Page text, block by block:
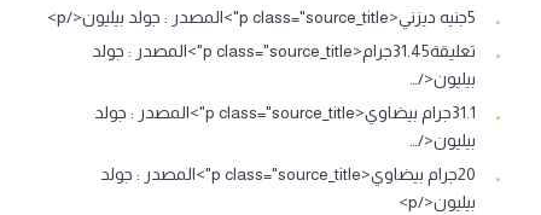
5جنيه ديزني<p class="source_title">المصدر : جولد بيليون</p>
تعليقة31.45جرام<p class="source_title">المصدر : جولد
بيليون</…
31.1جرام بيضاوي<p class="source_title">المصدر : جولد
بيليون</…
20جرام بيضاوي<p class="source_title">المصدر : جولد
بيليون</p>